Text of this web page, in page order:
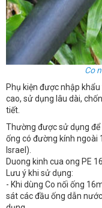
Co
Phụ kiện được nhập
cao, sử dụng lâu dài,
tiết.
Thường được sử dụng
ống có đường kính
Israel).
Duong kinh cua ong PE
Lưu ý khi sử dụng:
- Khi dùng Co nối ống
sát các đầu ống dẫn